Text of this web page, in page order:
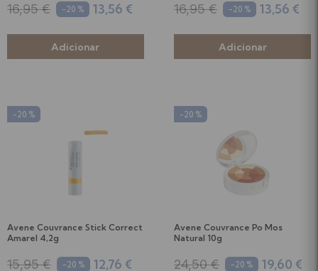
16,95 € -20 % 13,56 € 16,95 € -20 % 13,56 €
-20 %
Avene Couvrance Stick Correct
Amarel 4,2g
15,95 € -20 % 12,76 €
-20 %
Avene Couvrance Po Mos
Natural 10g
24,50 € -20 % 19,60 €